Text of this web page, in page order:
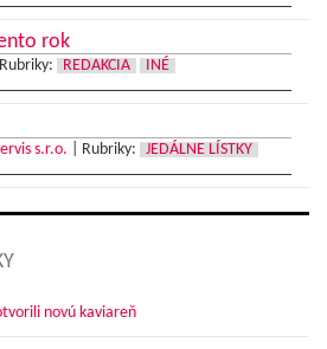
rok
Rubriky: REDAKCIA INÉ
s.r.o. Rubriky: JEDÁLNE LÍSTKY
novú kaviareň